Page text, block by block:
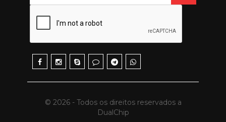
© 2026 - Todos os direitos reservados a
DualChip